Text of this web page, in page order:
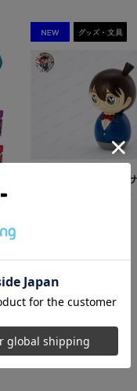
【再販】「名探偵コ
こけし 江戸川コナン